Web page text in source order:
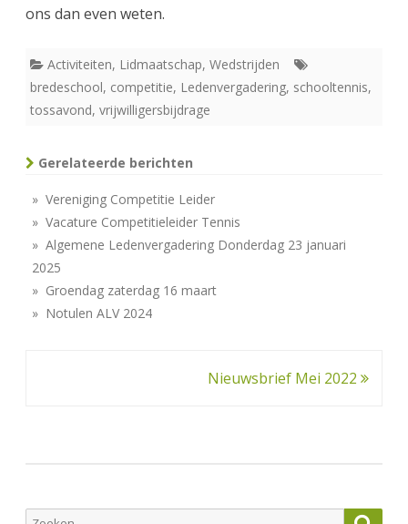
ons dan even weten.
Activiteiten, Lidmaatschap, Wedstrijden
bredeschool, competitie, Ledenvergadering, schooltennis,
tossavond, vrijwilligersbijdrage
Gerelateerde berichten
» Vereniging Competitie Leider
» Vacature Competitieleider Tennis
» Algemene Ledenvergadering Donderdag 23 januari
2025
» Groendag zaterdag 16 maart
» Notulen ALV 2024
Nieuwsbrief Mei 2022
Zoeken